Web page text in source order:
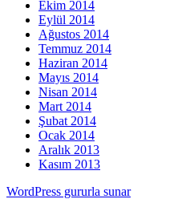
Ekim 2014
Eylül 2014
Ağustos 2014
Temmuz 2014
Haziran 2014
Mayıs 2014
Nisan 2014
Mart 2014
Şubat 2014
Ocak 2014
Aralık 2013
Kasım 2013
WordPress gururla sunar